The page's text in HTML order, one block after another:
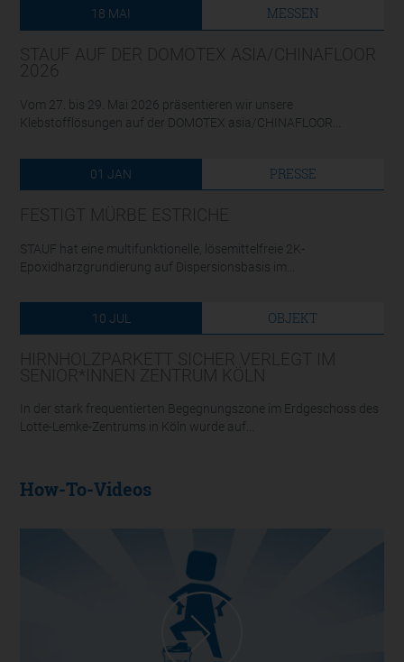
18 MAI MESSEN
Vom 27. bis 29. Mai 2026 präsentieren wir unsere
Klebstofflösungen auf der DOMOTEX asia/CHINAFLOOR...
01 JAN PRESSE
STAUF hat eine multifunktionelle, lösemittelfreie 2K-
Epoxidharzgrundierung auf Dispersionsbasis im...
10 JUL OBJEKT
In der stark frequentierten Begegnungszone im Erdgeschoss des
Lotte-Lemke-Zentrums in Köln wurde auf...
How-To-Videos